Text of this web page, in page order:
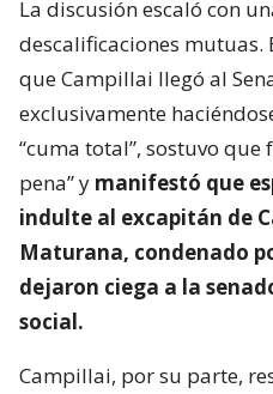
La discusión escaló con
descalificaciones mutuas.
que Campillai llegó al
exclusivamente
“cuma total”, sostuvo que
pena” y manifestó que
indulte al excapitán de
Maturana, condenado
dejaron ciega a la
social.
Campillai, por su parte,